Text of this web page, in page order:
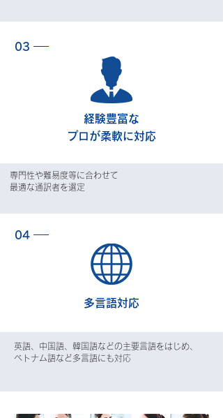
専門性や難易度等に合わせて
最適な通訳者を選定
英語、中国語、韓国語などの主要言語をはじめ、
ベトナム語など多言語にも対応
03
経験豊富な
プロが柔軟に対応
04
多言語対応